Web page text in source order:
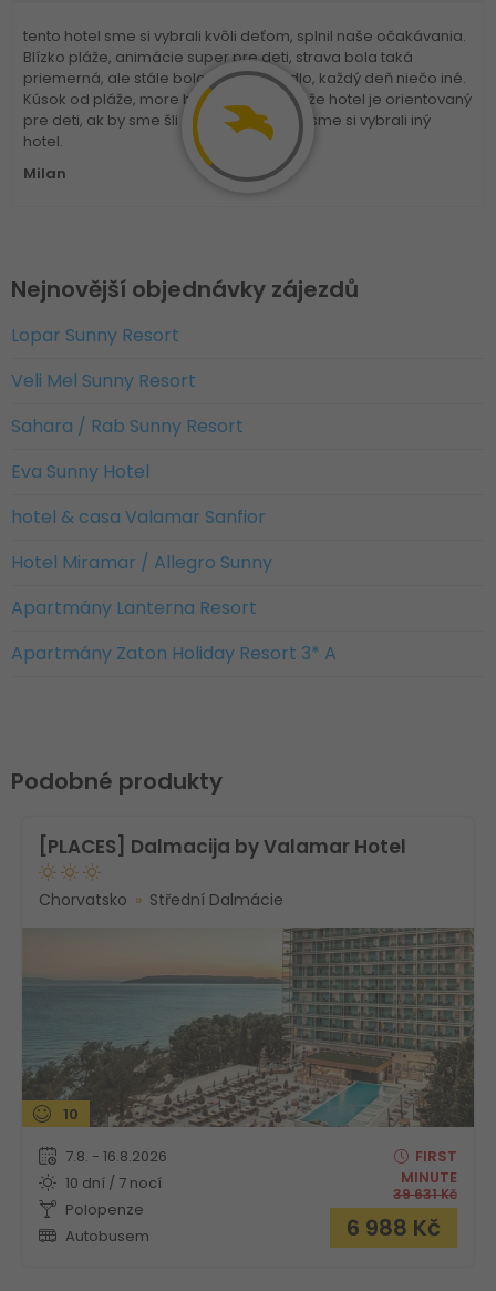
tento hotel sme si vybrali kvôli deťom, splnil naše očakávania.
Blízko pláže, animácie super pre deti, strava bola taká
priemerná, ale stále bolo na výber jedlo, každý deň niečo iné.
Kúsok od pláže, more bolo čisté. Vidieť, že hotel je orientovaný
pre deti, ak by sme šli ako pár, určite by sme si vybrali iný
hotel.
Milan
Nejnovější objednávky zájezdů
Lopar Sunny Resort
Veli Mel Sunny Resort
Sahara / Rab Sunny Resort
Eva Sunny Hotel
hotel & casa Valamar Sanfior
Hotel Miramar / Allegro Sunny
Apartmány Lanterna Resort
Apartmány Zaton Holiday Resort 3* A
Podobné produkty
[PLACES] Dalmacija by Valamar Hotel
Chorvatsko Střední Dalmácie
10
7.8. - 16.8.2026
10 dní / 7 nocí
Polopenze
Autobusem
FIRST
MINUTE
39 631Kč
6 988 Kč